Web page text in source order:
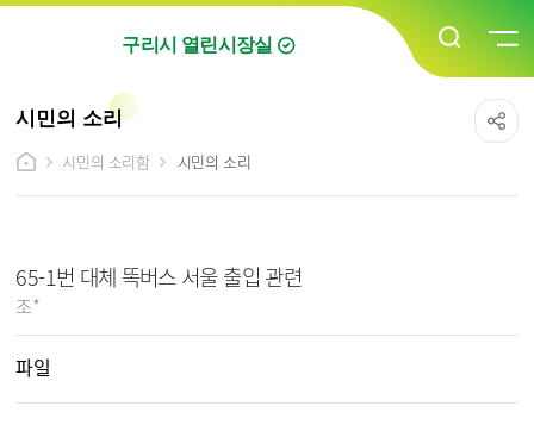
구리시 열린시장실
시민의 소리
시민의 소리함
시민의 소리
65-1번 대체 똑버스 서울 출입 관련
조*
파일